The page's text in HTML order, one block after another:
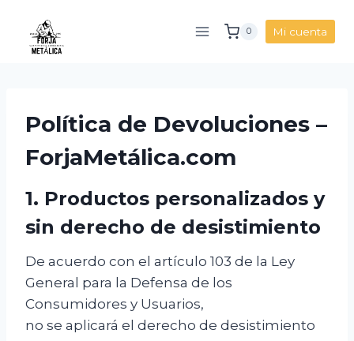
contenido
0 Mi cuenta
Política de Devoluciones –
ForjaMetálica.com
1. Productos personalizados y
sin derecho de desistimiento
De acuerdo con el artículo 103 de la Ley
General para la Defensa de los
Consumidores y Usuarios,
no se aplicará el derecho de desistimiento